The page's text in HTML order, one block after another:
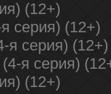
(12+)
серия) (12+)
я серия) (12+)
я серия)
(12+)